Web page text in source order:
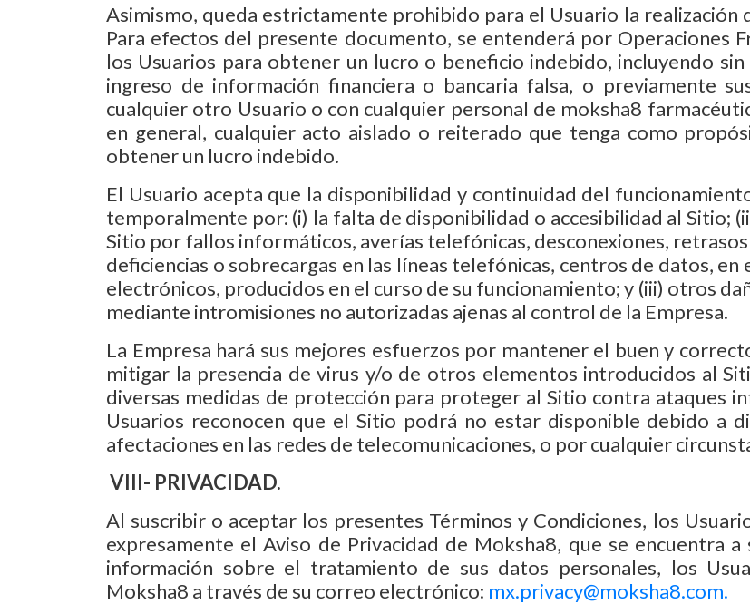
Asimismo, queda estrictamente prohibido para el Usuario la realización
Para efectos del presente documento, se entenderá por Operaciones
los Usuarios para obtener un lucro o beneficio indebido, incluyendo
ingreso de información financiera o bancaria falsa, o previamente
cualquier otro Usuario o con cualquier personal de moksha8
en general, cualquier acto aislado o reiterado que tenga como
obtener un lucro indebido.
El Usuario acepta que la disponibilidad y continuidad del
temporalmente por: (i) la falta de disponibilidad o accesibilidad al Sitio;
Sitio por fallos informáticos, averías telefónicas, desconexiones,
deficiencias o sobrecargas en las líneas telefónicas, centros de datos,
electrónicos, producidos en el curso de su funcionamiento; y (iii) otros
mediante intromisiones no autorizadas ajenas al control de la Empresa.
La Empresa hará sus mejores esfuerzos por mantener el buen y
mitigar la presencia de virus y/o de otros elementos introducidos al
diversas medidas de protección para proteger al Sitio contra ataques
Usuarios reconocen que el Sitio podrá no estar disponible debido a
afectaciones en las redes de telecomunicaciones, o por cualquier
VIII- PRIVACIDAD.
Al suscribir o aceptar los presentes Términos y Condiciones, los
expresamente el Aviso de Privacidad de Moksha8, que se encuentra
información sobre el tratamiento de sus datos personales, los
Moksha8 a través de su correo electrónico: mx.privacy@moksha8.com.